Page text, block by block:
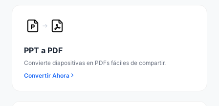
PPT a PDF
Convierte diapositivas en PDFs fáciles de compartir.
Convertir Ahora